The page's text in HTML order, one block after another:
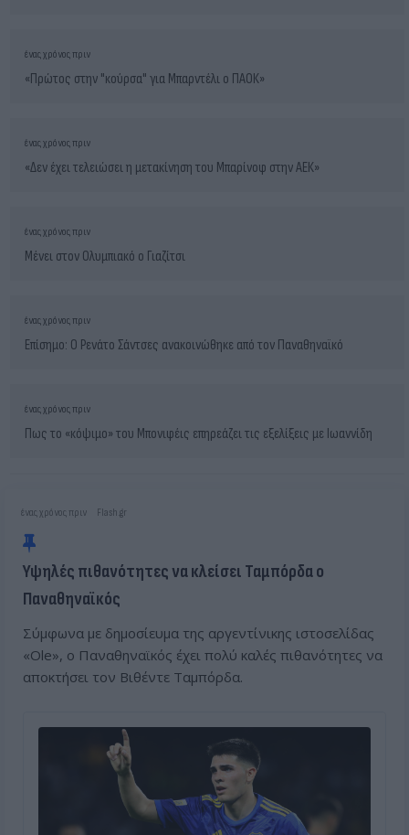
ένας χρόνος πριν
«Πρώτος στην "κούρσα" για Μπαρντέλι ο ΠΑΟΚ»
ένας χρόνος πριν
«Δεν έχει τελειώσει η μετακίνηση του Μπαρίνοφ στην ΑΕΚ»
ένας χρόνος πριν
Μένει στον Ολυμπιακό ο Γιαζίτσι
ένας χρόνος πριν
Επίσημο: Ο Ρενάτο Σάντσες ανακοινώθηκε από τον Παναθηναϊκό
ένας χρόνος πριν
Πως το «κόψιμο» του Μπονιφέις επηρεάζει τις εξελίξεις με Ιωαννίδη
Στην Μάντσεστερ Σίτι ο Ντοναρούμα!
Παναθηναϊκός: Η λεπτομέρεια που θα κάνει την διαφορά με Ταμπόρδα
ένας χρόνος πριν
Ποια είναι τα πραγματικά δεδομένα της υπόθεσης Μπαρίνοφ
ένας χρόνος πριν Flash.gr
Υψηλές πιθανότητες να κλείσει Ταμπόρδα ο
Παναθηναϊκός
Σύμφωνα με δημοσίευμα της αργεντίνικης ιστοσελίδας
«Ole», ο Παναθηναϊκός έχει πολύ καλές πιθανότητες να
αποκτήσει τον Βιθέντε Ταμπόρδα.